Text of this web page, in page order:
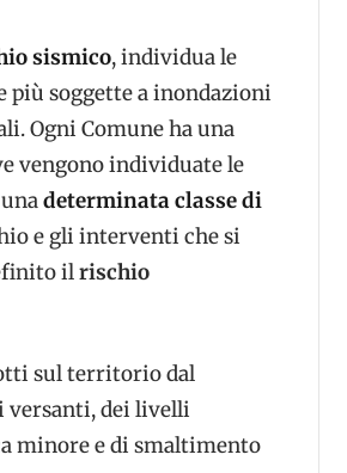
sismico, individua le
soggette a inondazioni
Ogni Comune ha una
vengono individuate le
determinata classe di
e gli interventi che si
ilrischio
sul territorio dal
dei livelli
minore e di smaltimento